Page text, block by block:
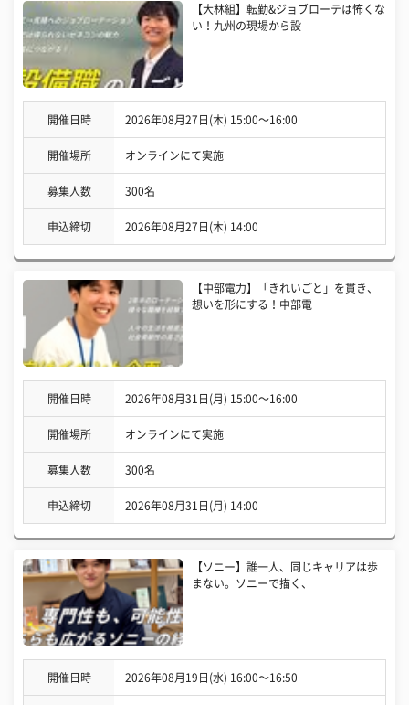
【大林組】転勤&ジョブローテは怖くな
い！九州の現場から設
開催日時 2026年08月27日(木) 15:00〜16:00
開催場所 オンラインにて実施
募集人数 300名
申込締切 2026年08月27日(木) 14:00
【中部電力】「きれいごと」を貫き、
想いを形にする！中部電
開催日時 2026年08月31日(月) 15:00〜16:00
開催場所 オンラインにて実施
募集人数 300名
申込締切 2026年08月31日(月) 14:00
【ソニー】誰一人、同じキャリアは歩
まない。ソニーで描く、
開催日時 2026年08月19日(水) 16:00〜16:50